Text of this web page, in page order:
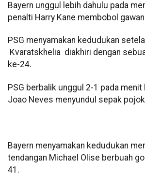
Bayern unggul lebih dahulu pada
penalti Harry Kane membobol
PSG menyamakan kedudukan
Kvaratskhelia diakhiri dengan
ke-24.
PSG berbalik unggul 2-1 pada
Joao Neves menyundul sepak
Bayern menyamakan kedudukan
tendangan Michael Olise berbuah
41.